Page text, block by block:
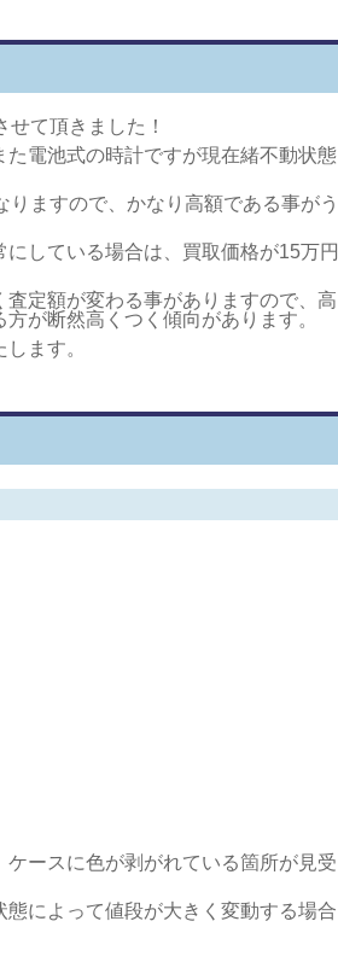
て頂きました！
電池式の時計ですが現在緒不動状態
ますので、かなり高額である事がう
している場合は、買取価格が15万円
定額が変わる事がありますので、高
が断然高くつく傾向があります。
ます。
ースに色が剥がれている箇所が見受
によって値段が大きく変動する場合